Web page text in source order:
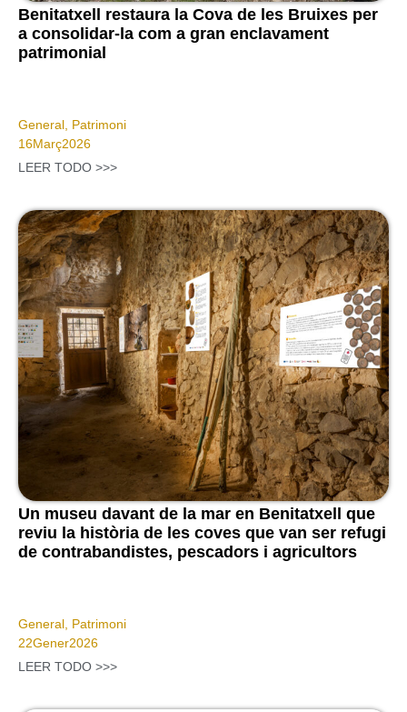
Benitatxell restaura la Cova de les Bruixes per
a consolidar-la com a gran enclavament
patrimonial
General Patrimoni
16Març2026
LEER TODO >>>
Un museu davant de la mar en Benitatxell que
reviu la història de les coves que van ser refugi
de contrabandistes, pescadors i agricultors
General Patrimoni
22Gener2026
LEER TODO >>>